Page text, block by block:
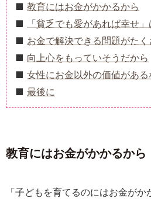
教育にはお金がかかるから
「貧乏でも愛があれば幸せ
お金で解決できる問題がた
向上心をもっていそうだから
女性にお金以外の価値があ
最後に
教育にはお金がかかるから
「子どもを育てるのにはお金が